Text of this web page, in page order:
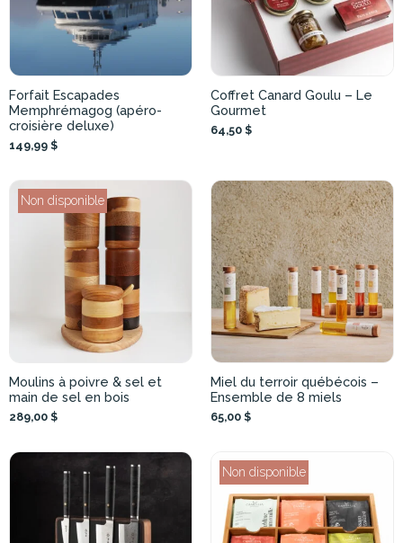
Forfait Escapades
Memphrémagog (apéro-
croisière deluxe)
149,99 $
Coffret Canard Goulu – Le
Gourmet
64,50 $
Non disponible
Moulins à poivre & sel et
main de sel en bois
289,00 $
Miel du terroir québécois –
Ensemble de 8 miels
65,00 $
Non disponible